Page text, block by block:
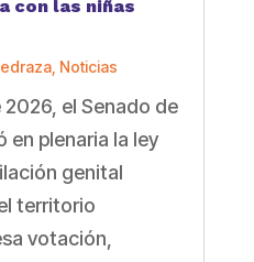
con las niñas
, Noticias
el Senado de
en plenaria la ley
genital
territorio
votación,